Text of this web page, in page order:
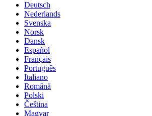
Deutsch
Nederlands
Svenska
Norsk
Dansk
Español
Français
Português
Italiano
Română
Polski
Čeština
Magyar